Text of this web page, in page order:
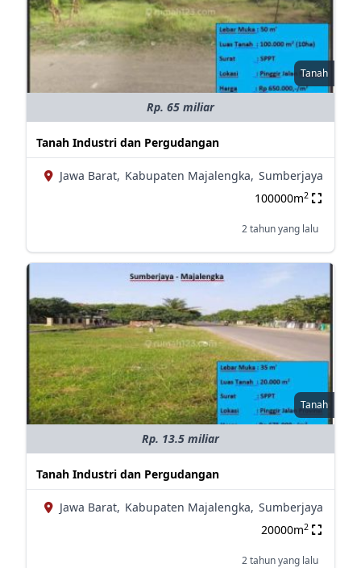
Tanah
Rp. 65 miliar
Tanah Industri dan Pergudangan
Jawa Barat, Kabupaten Majalengka, Sumberjaya
100000m2
2 tahun yang lalu
Tanah
Rp. 13.5 miliar
Tanah Industri dan Pergudangan
Jawa Barat, Kabupaten Majalengka, Sumberjaya
20000m2
2 tahun yang lalu